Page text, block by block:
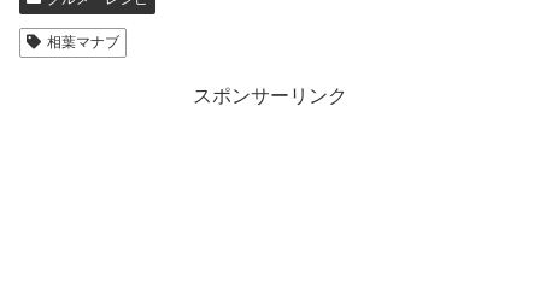
相葉マナブ
スポンサーリンク